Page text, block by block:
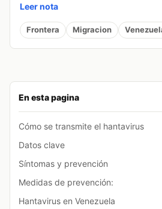
En esta pagina
Cómo se transmite el hantavirus
Datos clave
Síntomas y prevención
Medidas de prevención:
Hantavirus en Venezuela
Leer nota
Frontera Migracion